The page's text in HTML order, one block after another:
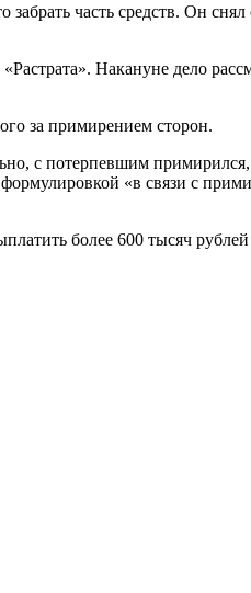
часть средств. Он снял
Накануне дело
за примирением сторон.
с потерпевшим примирился,
«в связи с
более 600 тысяч рублей